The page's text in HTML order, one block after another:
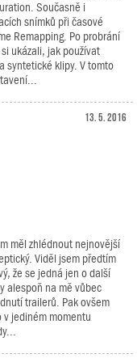
Současně i
snímků při časové
Remapping. Po probrání
ukázali, jak používat
syntetické klipy. V tomto
13. 5. 2016
měl zhlédnout nejnovější
Viděl jsem předtím
že se jedná jen o další
alespoň na mě vůbec
trailerů. Pak ovšem
v jediném momentu